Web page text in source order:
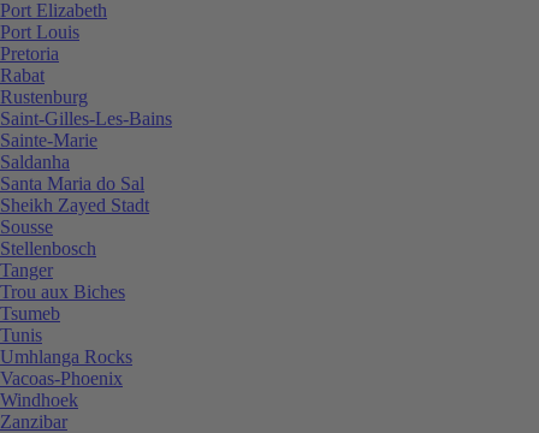
Port Elizabeth
Port Louis
Pretoria
Rabat
Rustenburg
Saint-Gilles-Les-Bains
Sainte-Marie
Saldanha
Santa Maria do Sal
Sheikh Zayed Stadt
Sousse
Stellenbosch
Tanger
Trou aux Biches
Tsumeb
Tunis
Umhlanga Rocks
Vacoas-Phoenix
Windhoek
Zanzibar